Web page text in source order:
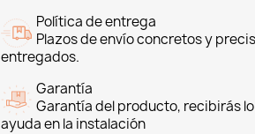
Política de entrega
Plazos de envío concretos y
entregados.
Garantía
Garantía del producto, recibirás
ayuda en la instalación